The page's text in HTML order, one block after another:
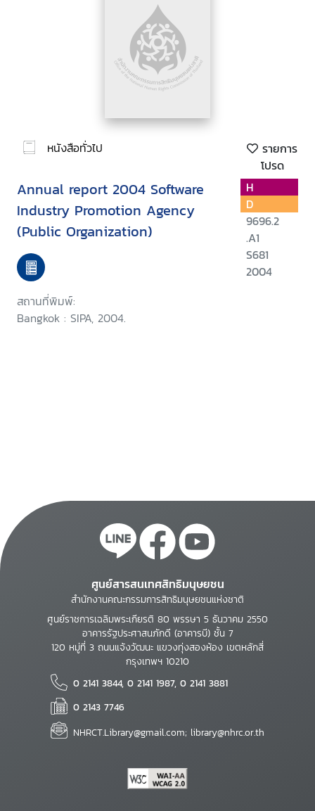
หนังสือทั่วไป
รายการ
โปรด
Annual report 2004 Software
Industry Promotion Agency
(Public Organization)
สถานที่พิมพ์:
Bangkok : SIPA, 2004.
H
D
9696.2
.A1
S681
2004
ศูนย์สารสนเทศสิทธิมนุษยชน
สำนักงานคณะกรรมการสิทธิมนุษยชนแห่งชาติ
ศูนย์ราชการเฉลิมพระเกียรติ 80 พรรษา 5 ธันวาคม 2550
อาคารรัฐประศาสนภักดี (อาคารบี) ชั้น 7
120 หมู่ที่ 3 ถนนแจ้งวัฒนะ แขวงทุ่งสองห้อง เขตหลักสี่
กรุงเทพฯ 10210
0 2141 3844, 0 2141 1987, 0 2141 3881
0 2143 7746
NHRCT.Library@gmail.com; library@nhrc.or.th